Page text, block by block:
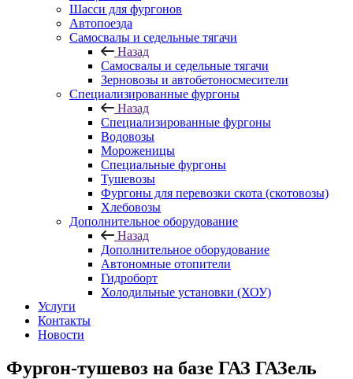
Шасси для фургонов
Автопоезда
Самосвалы и седельные тягачи
Назад
Самосвалы и седельные тягачи
Зерновозы и автобетоносмесители
Специализированные фургоны
Назад
Специализированные фургоны
Водовозы
Мороженицы
Специальные фургоны
Тушевозы
Фургоны для перевозки скота (скотовозы)
Хлебовозы
Дополнительное оборудование
Назад
Дополнительное оборудование
Автономные отопители
Гидроборт
Холодильные установки (ХОУ)
Услуги
Контакты
Новости
Фургон-тушевоз на базе ГАЗ ГАЗель